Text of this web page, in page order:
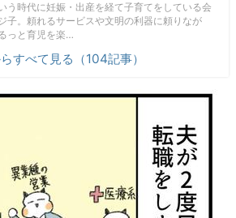
う時代に妊娠・出産を経て子育てをしている会
子。頼れるサービスや文明の利器に頼りなが
っと育児を楽…
すべて見る（104記事）